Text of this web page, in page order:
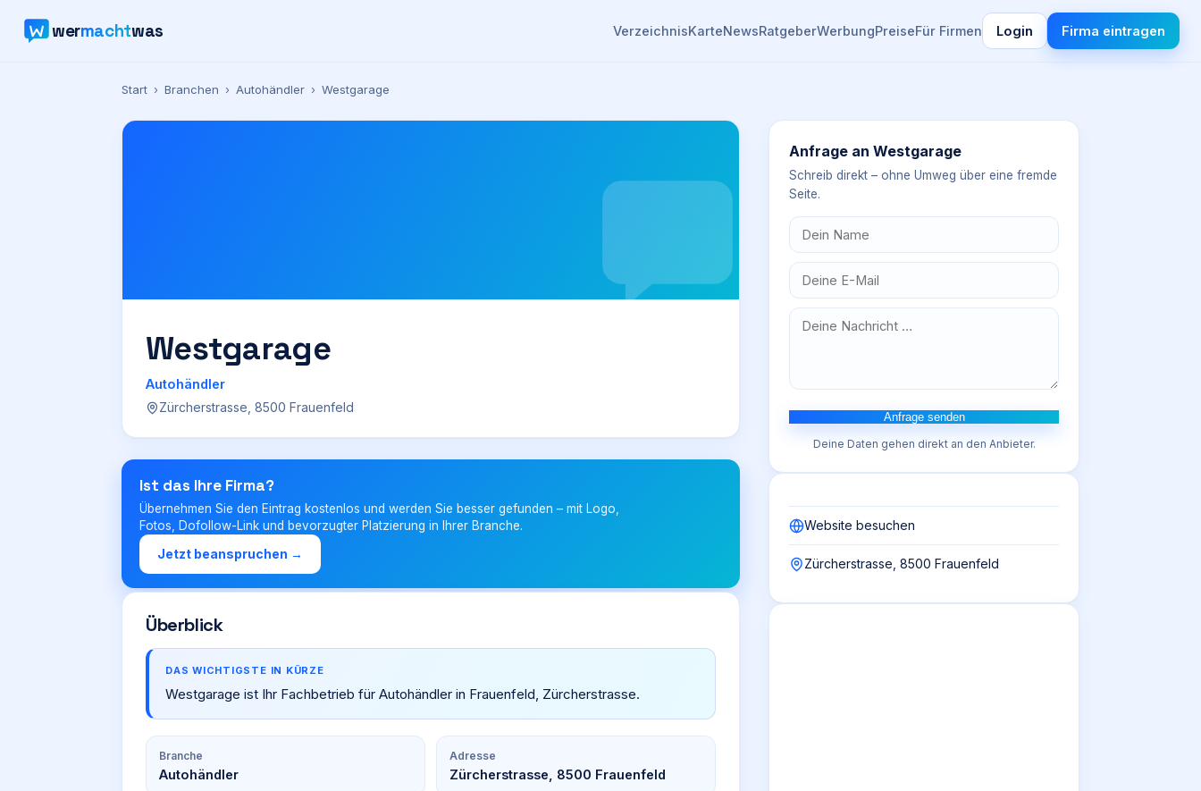
wermachtwas VerzeichnisKarteNewsRatgeberWerbungPreiseFür Firmen Login Firma eintragen
Start › Branchen › Autohändler › Westgarage
Westgarage
Autohändler
Zürcherstrasse, 8500 Frauenfeld
Ist das Ihre Firma?
Übernehmen Sie den Eintrag kostenlos und werden Sie besser gefunden – mit Logo,
Fotos, Dofollow-Link und bevorzugter Platzierung in Ihrer Branche.
Jetzt beanspruchen →
Überblick
DAS WICHTIGSTE IN KÜRZE
Westgarage ist Ihr Fachbetrieb für Autohändler in Frauenfeld, Zürcherstrasse.
Branche
Autohändler
Adresse
Zürcherstrasse, 8500 Frauenfeld
Anfrage an Westgarage
Schreib direkt – ohne Umweg über eine fremde
Seite.
Anfrage senden
Deine Daten gehen direkt an den Anbieter.
Website besuchen
Zürcherstrasse, 8500 Frauenfeld